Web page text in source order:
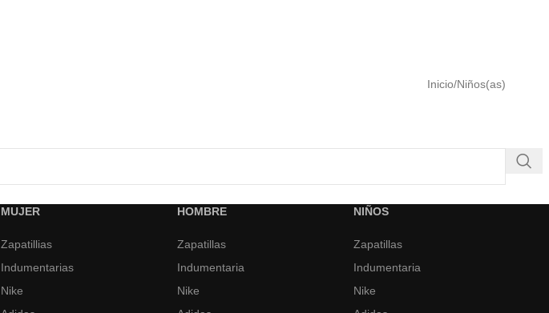
Inicio Niños(as)
MUJER
Zapatillias
Indumentarias
Nike
HOMBRE
Zapatillas
Indumentaria
Nike
NIÑOS
Zapatillas
Indumentaria
Nike